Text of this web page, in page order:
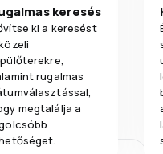
keresés
ki a keresést
rugalmas
megtalálja a